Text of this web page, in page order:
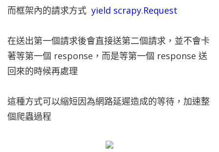
而框架內的請求方式 yield scrapy.Request
在送出第一個請求後會直接送第二個請求，並不會卡
著等第一個 response，而是等第一個 response 送
回來的時候再處理
這種方式可以縮短因為網路延遲造成的等待，加速整
個爬蟲過程